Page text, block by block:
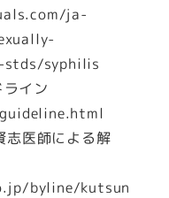
ja-
stds/syphilis
イン
志医師による解
byline/kutsun